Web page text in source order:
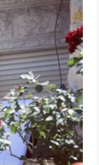
الأمن يتلف 16 مليون حبة كبتاجون
القاضي يلتقي
دعوة المكلفين